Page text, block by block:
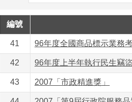
編號
41 96年度全國商品標示業務
42 96年度上半年執行民生竊
43 2007「市政精進獎」